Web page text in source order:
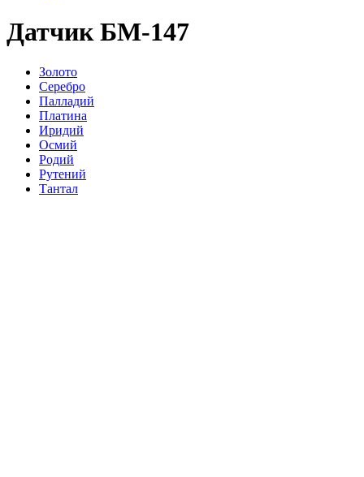
Датчик БМ-147
Золото
Серебро
Палладий
Платина
Иридий
Осмий
Родий
Рутений
Тантал